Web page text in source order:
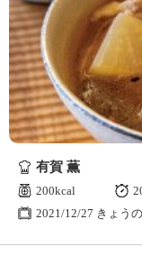
有賀 薫
200kcal
2021/12/27 きょう